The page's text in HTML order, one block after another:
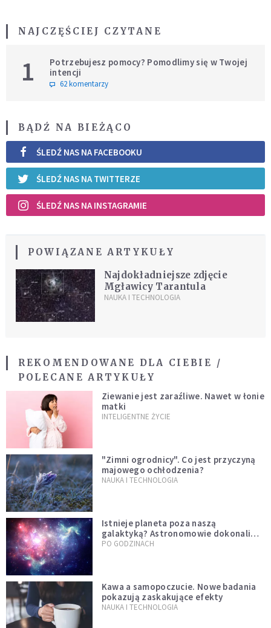
NAJCZĘŚCIEJ CZYTANE
1
Potrzebujesz pomocy? Pomodlimy się w Twojej
intencji
62 komentarzy
BĄDŹ NA BIEŻĄCO
ŚLEDŹ NAS NA FACEBOOKU
ŚLEDŹ NAS NA TWITTERZE
ŚLEDŹ NAS NA INSTAGRAMIE
POWIĄZANE ARTYKUŁY
Najdokładniejsze zdjęcie
Mgławicy Tarantula
NAUKA I TECHNOLOGIA
REKOMENDOWANE DLA CIEBIE /
POLECANE ARTYKUŁY
Ziewanie jest zaraźliwe. Nawet w łonie
matki
INTELIGENTNE ŻYCIE
"Zimni ogrodnicy". Co jest przyczyną
majowego ochłodzenia?
NAUKA I TECHNOLOGIA
Istnieje planeta poza naszą
galaktyką? Astronomowie dokonali
niezwykłego odkrycia
PO GODZINACH
Kawa a samopoczucie. Nowe badania
pokazują zaskakujące efekty
NAUKA I TECHNOLOGIA